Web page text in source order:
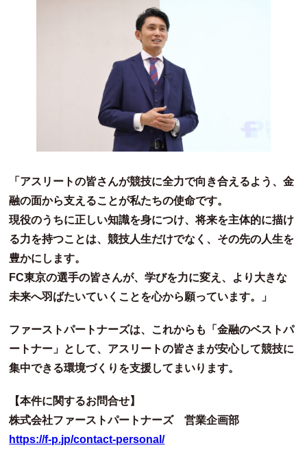
「アスリートの皆さんが競技に全力で向き合えるよう、金
融の面から支えることが私たちの使命です。
現役のうちに正しい知識を身につけ、将来を主体的に描け
る力を持つことは、競技人生だけでなく、その先の人生を
豊かにします。
FC東京の選手の皆さんが、学びを力に変え、より大きな
未来へ羽ばたいていくことを心から願っています。」
ファーストパートナーズは、これからも「金融のベストパ
ートナー」として、アスリートの皆さまが安心して競技に
集中できる環境づくりを支援してまいります。
【本件に関するお問合せ】
株式会社ファーストパートナーズ 営業企画部
https://f-p.jp/contact-personal/